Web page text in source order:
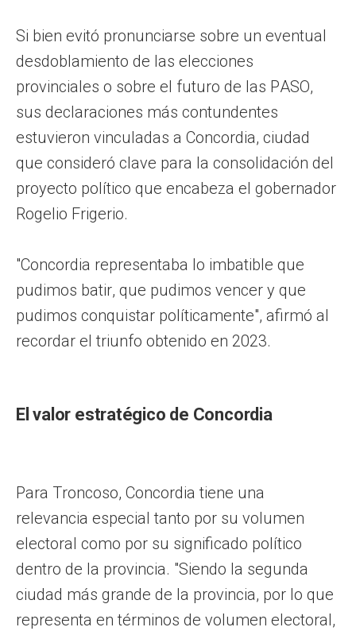
Si bien evitó pronunciarse sobre un eventual
desdoblamiento de las elecciones
provinciales o sobre el futuro de las PASO,
sus declaraciones más contundentes
estuvieron vinculadas a Concordia, ciudad
que consideró clave para la consolidación del
proyecto político que encabeza el gobernador
Rogelio Frigerio.
"Concordia representaba lo imbatible que
pudimos batir, que pudimos vencer y que
pudimos conquistar políticamente", afirmó al
recordar el triunfo obtenido en 2023.
El valor estratégico de Concordia
Para Troncoso, Concordia tiene una
relevancia especial tanto por su volumen
electoral como por su significado político
dentro de la provincia. "Siendo la segunda
ciudad más grande de la provincia, por lo que
representa en términos de volumen electoral,